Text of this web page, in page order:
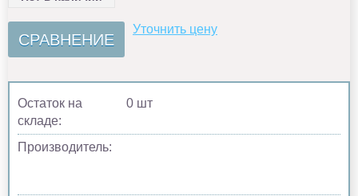
СРАВНЕНИЕ
Уточнить цену
Остаток на
складе:
0 шт
Производитель: